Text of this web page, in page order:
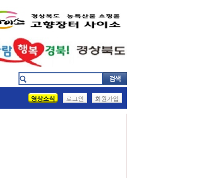
영상소식 로그인 회원가입